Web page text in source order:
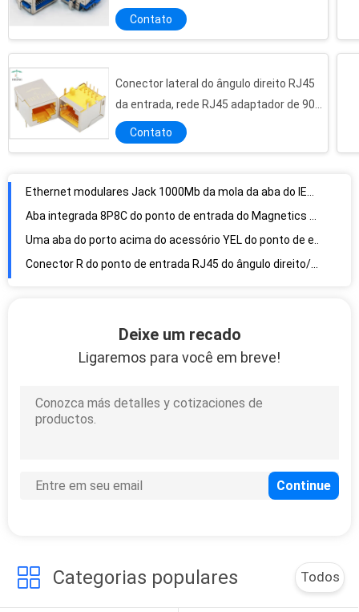
protegido com abas do IEM
Contato
Conector lateral do ângulo direito RJ45
da entrada, rede RJ45 adaptador de 90
graus
Contato
passo terminal 1000Base T RJ45 de 1.27mm, receptáculo RJ45 fêmea do ângulo direito
Através do conector do Lan RJ45 dos ethernet do furo com 1000 base - transformador integrado T
Deixe um recado
Ligaremos para você em breve!
Categorias populares Todos